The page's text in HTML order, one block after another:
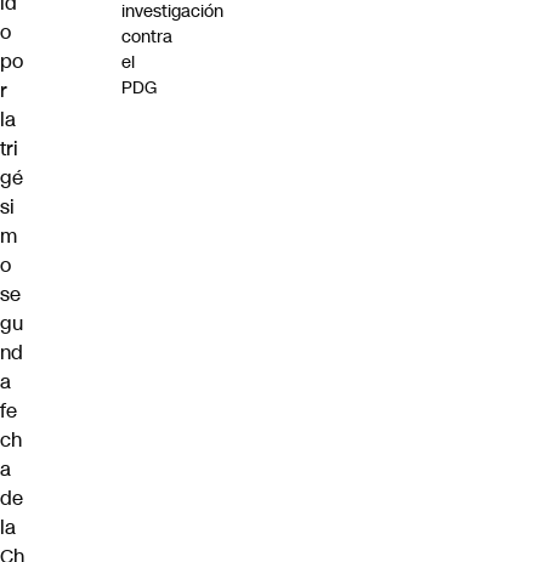
o
po
r
la
tri
gé
si
m
o
se
gu
nd
a
fe
ch
a
de
la
investigación
contra
el
PDG